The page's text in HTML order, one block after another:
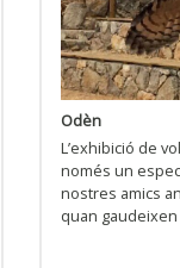
Odèn
L’exhibició de
només un
nostres amics
quan
expliquem les